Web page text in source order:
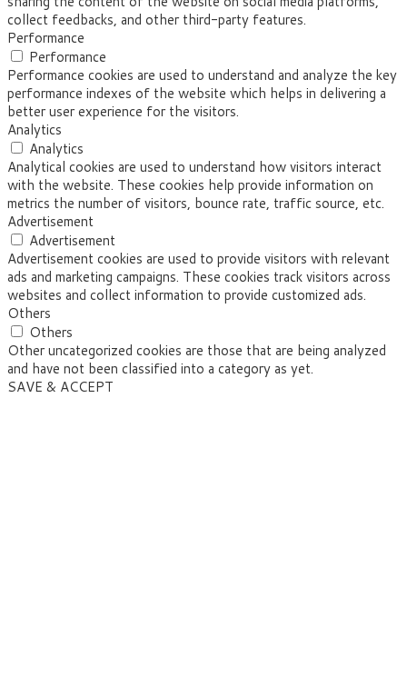
collect feedbacks, and other third-party features.
Performance
Performance
Performance cookies are used to understand and analyze the key
performance indexes of the website which helps in delivering a
better user experience for the visitors.
Analytics
Analytics
Analytical cookies are used to understand how visitors interact
with the website. These cookies help provide information on
metrics the number of visitors, bounce rate, traffic source, etc.
Advertisement
Advertisement
Advertisement cookies are used to provide visitors with relevant
ads and marketing campaigns. These cookies track visitors across
websites and collect information to provide customized ads.
Others
Others
Other uncategorized cookies are those that are being analyzed
and have not been classified into a category as yet.
SAVE & ACCEPT